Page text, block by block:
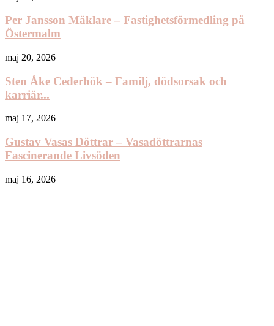
Per Jansson Mäklare – Fastighetsförmedling på
Östermalm
maj 20, 2026
Sten Åke Cederhök – Familj, dödsorsak och
karriär...
maj 17, 2026
Gustav Vasas Döttrar – Vasadöttrarnas
Fascinerande Livsöden
maj 16, 2026